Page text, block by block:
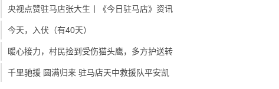
央视点赞驻马店张大生丨《今日驻马店》资讯
今天，入伏（有40天）
暖心接力，村民捡到受伤猫头鹰，多方护送转
千里驰援 圆满归来 驻马店天中救援队平安凯